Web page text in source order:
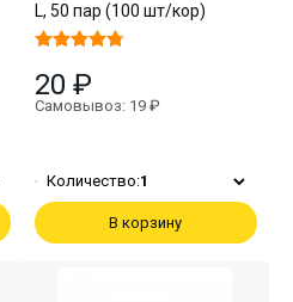
L, 50 пар (100 шт/кор)
20 ₽
Самовывоз: 19 ₽
Количество:1
В корзину